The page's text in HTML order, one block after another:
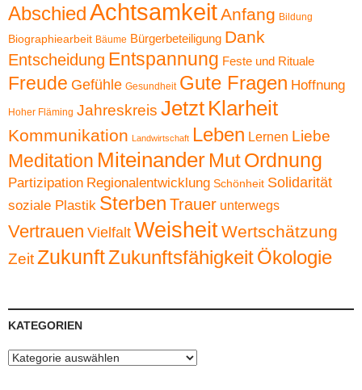
AbschiedAchtsamkeitAnfang Bildung
Biographiearbeit Bäume Bürgerbeteiligung Dank
Entscheidung Entspannung Feste und Rituale
Freude Gefühle Gesundheit Gute Fragen Hoffnung
Hoher Fläming Jahreskreis Jetzt Klarheit
Kommunikation Landwirtschaft Leben Lernen Liebe
Meditation Miteinander MutOrdnung
Partizipation Regionalentwicklung Schönheit Solidarität
soziale Plastik Sterben Trauer unterwegs
Vertrauen Vielfalt WeisheitWertschätzung
ZeitZukunftZukunftsfähigkeitÖkologie
KATEGORIEN
Kategorien